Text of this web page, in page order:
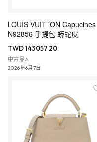
LOUIS VUITTON Capucines
N92856 手提包 蟒蛇皮
TWD 143057.20
中古品A
2026年6月7日